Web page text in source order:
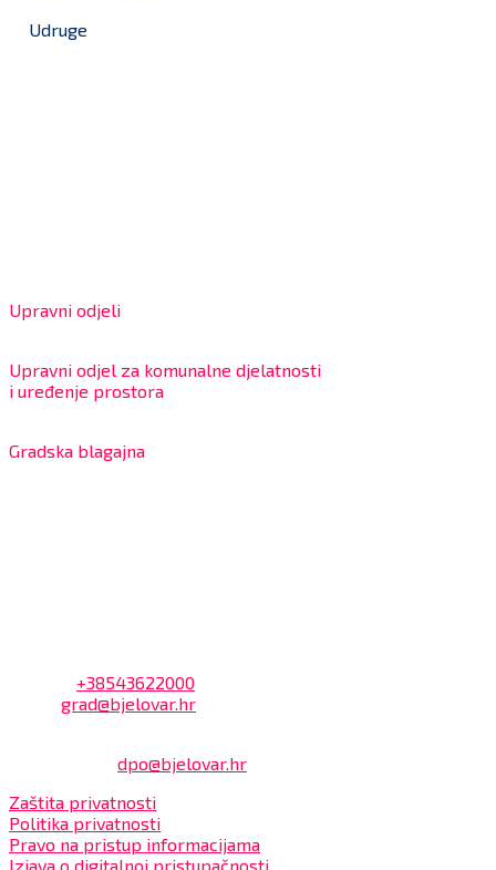
Udruge
Upravni odjeli
Upravni odjel za komunalne djelatnosti
i uređenje prostora
Gradska blagajna
+38543622000
grad@bjelovar.hr
dpo@bjelovar.hr
Zaštita privatnosti
Politika privatnosti
Pravo na pristup informacijama
Izjava o digitalnoj pristupačnosti